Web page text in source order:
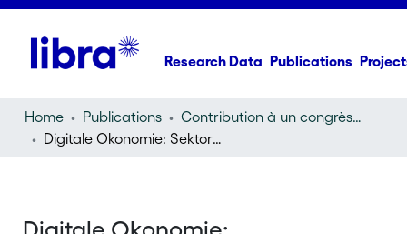
Research Data Publications
Home Publications
Contribution à un congrès (conference paper)
Digitale Okonomie: Sektorspezifische Ex-ante Regulierung? Fluch oder Segen?